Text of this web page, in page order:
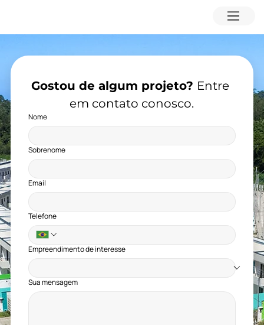
Gostou de algum projeto? Entre
em contato conosco.
Nome
Sobrenome
Email
Telefone
Empreendimento de interesse
Sua mensagem